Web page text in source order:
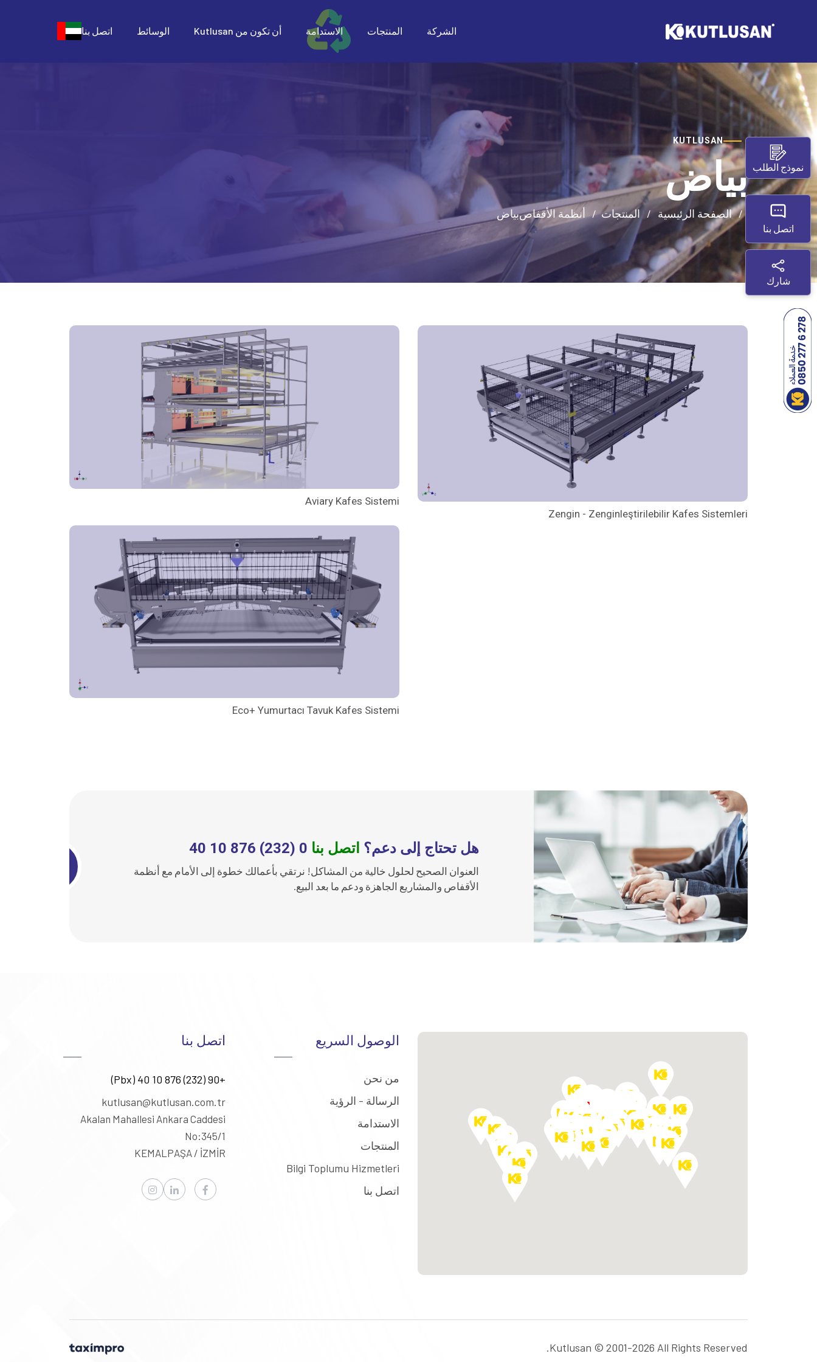
الشركة المنتجات الاستدامة أن تكون من Kutlusan الوسائط اتصل بنا
KUTLUSAN
بياض
الصفحة الرئيسية المنتجات أنظمة الأقفاصبياض
Aviary Kafes Sistemi
Zengin - Zenginleştirilebilir Kafes Sistemleri
Eco+ Yumurtacı Tavuk Kafes Sistemi
هل تحتاج إلى دعم؟ اتصل بنا
العنوان الصحيح لحلول خالية من المشاكل! نرتقي بأعمالك خطوة إلى الأمام مع أنظمة
الأقفاص والمشاريع الجاهزة ودعم ما بعد البيع.
الوصول السريع
من نحن
الرسالة - الرؤية
الاستدامة
المنتجات
Bilgi Toplumu Hizmetleri
اتصل بنا
اتصل بنا
+90 (232) 876 10 40 (Pbx)
kutlusan@kutlusan.com.tr
Akalan Mahallesi Ankara Caddesi
No:345/1
KEMALPAŞA / İZMİR
Kutlusan © 2001-2026 All Rights Reserved.
نموذج الطلب
اتصل بنا
شارك